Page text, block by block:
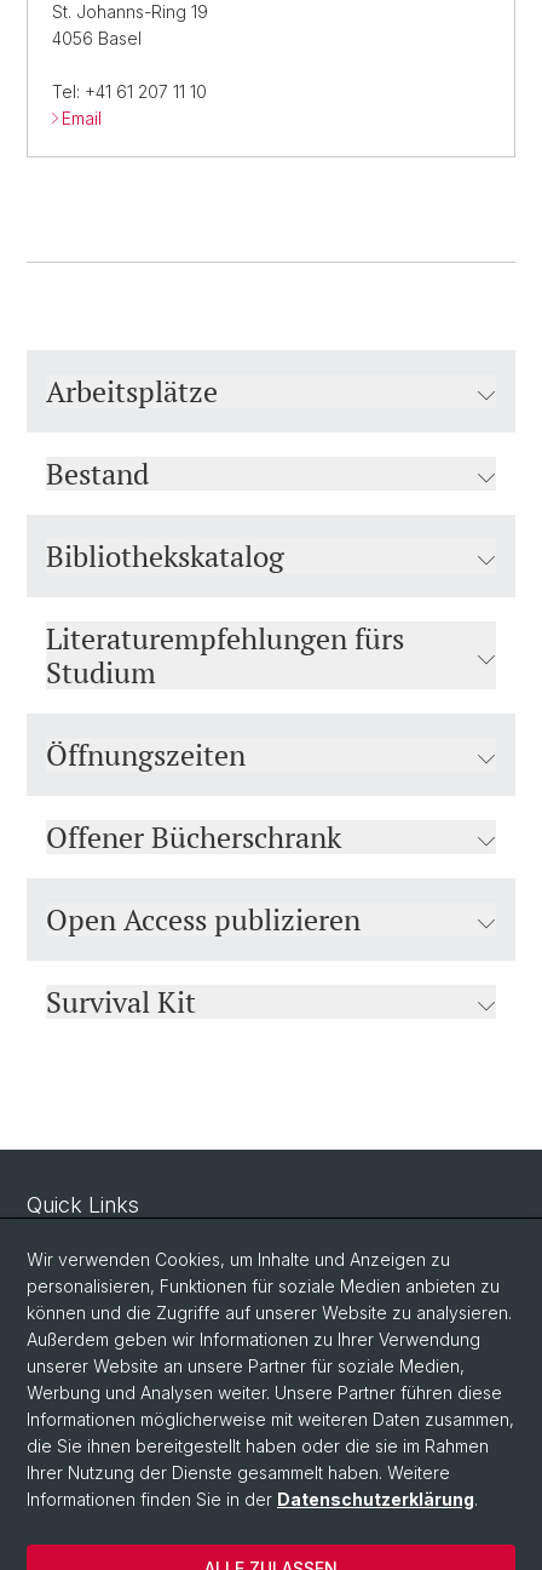
St. Johanns-Ring 19
4056 Basel
Tel: +41 61 207 11 10
Email
Arbeitsplätze
Bestand
Bibliothekskatalog
Literaturempfehlungen fürs
Studium
Öffnungszeiten
Offener Bücherschrank
Open Access publizieren
Survival Kit
Quick Links
Vorlesungsverzeichnis
Raumtool Universität Basel
Social Media
Instagram
Wir verwenden Cookies, um Inhalte und Anzeigen zu
personalisieren, Funktionen für soziale Medien anbieten zu
können und die Zugriffe auf unserer Website zu analysieren.
Außerdem geben wir Informationen zu Ihrer Verwendung
unserer Website an unsere Partner für soziale Medien,
Werbung und Analysen weiter. Unsere Partner führen diese
Informationen möglicherweise mit weiteren Daten zusammen,
die Sie ihnen bereitgestellt haben oder die sie im Rahmen
Ihrer Nutzung der Dienste gesammelt haben. Weitere
Informationen finden Sie in der Datenschutzerklärung.